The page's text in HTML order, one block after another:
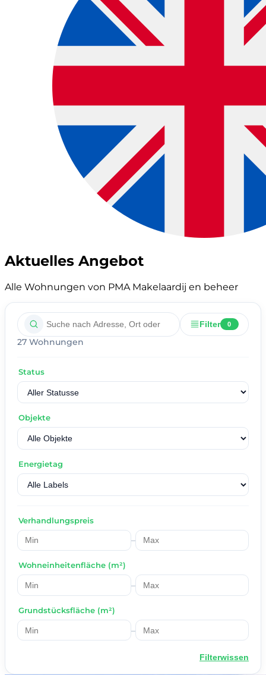
Aktuelles Angebot
Alle Wohnungen von PMA Makelaardij en beheer
Filter 0
27 Wohnungen
Status
Objekte
Energietag
Verhandlungspreis
–
Wohneinheitenfläche (m²)
–
Grundstücksfläche (m²)
–
Filterwissen